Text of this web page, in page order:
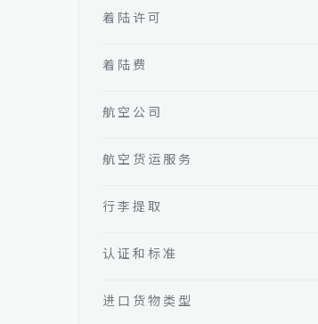
着陆许可
着陆费
航空公司
航空货运服务
行李提取
认证和标准
进口货物类型